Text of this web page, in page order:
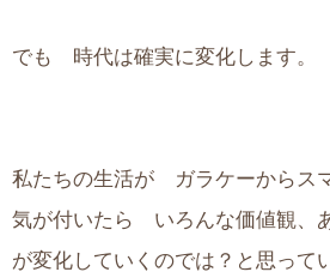
でも 時代は確実に変化します。
私たちの生活が ガラケーからス
気が付いたら いろんな価値観、
が変化していくのでは？と思って